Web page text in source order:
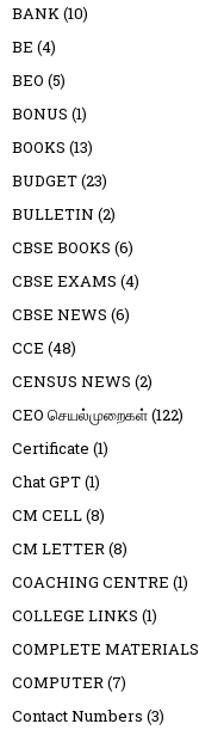
BANK(10)
BE (4)
BEO (5)
BONUS (1)
BOOKS (13)
BUDGET(23)
BULLETIN (2)
CBSE BOOKS (6)
CBSE EXAMS (4)
CBSE NEWS (6)
CCE (48)
CENSUS NEWS (2)
CEO செயல்முறைகள்(122)
Certificate (1)
Chat GPT(1)
CM CELL(8)
CM LETTER(8)
COACHING CENTRE (1)
COLLEGE LINKS (1)
COMPLETE MATERIALS
COMPUTER(7)
Contact Numbers (3)